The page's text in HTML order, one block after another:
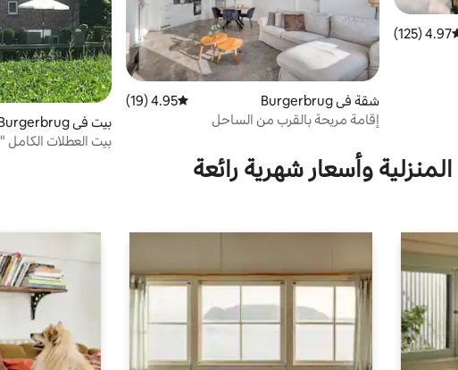
التقييم 4.97 من 5، 125 مراجعات
4.97 (125)
شقة في Burgerbrug متوسط التقييم 4.95 من 5، 19 مراجعات
4.95 (19)
إقامة مريحة بالقرب من الساحل
بيت في Burgerbrug
بيت العطلات الكامل "Landgoed Boschlust"
وأسعار شهرية رائعة